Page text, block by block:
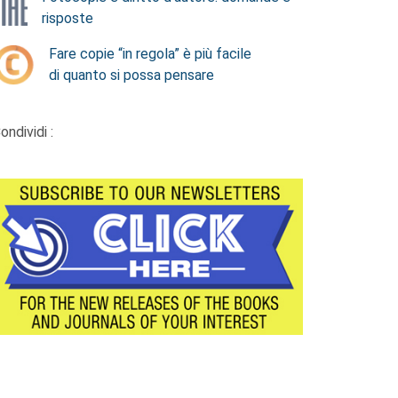
risposte
Fare copie “in regola” è più facile
di quanto si possa pensare
: